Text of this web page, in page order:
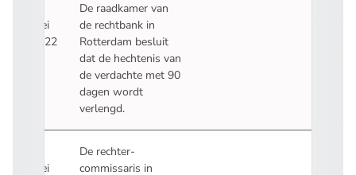
mei
2022
De raadkamer van
de rechtbank in
Rotterdam besluit
dat de hechtenis van
de verdachte met 90
dagen wordt
verlengd.
mei
De rechter-
commissaris in